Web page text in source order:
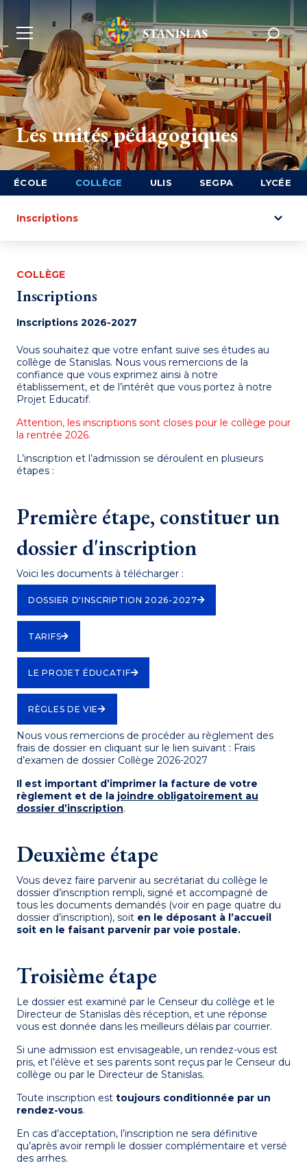
Les unités pédagogiques
ÉCOLE COLLÈGE ULIS SEGPA LYCÉE
Inscriptions
COLLÈGE
Inscriptions
Inscriptions 2026-2027
Vous souhaitez que votre enfant suive ses études au
collège de Stanislas. Nous vous remercions de la
confiance que vous exprimez ainsi à notre
établissement, et de l’intérêt que vous portez à notre
Projet Educatif.
Attention, les inscriptions sont closes pour le collège pour
la rentrée 2026.
L’inscription et l’admission se déroulent en plusieurs
étapes :
Première étape, constituer un
dossier d'inscription
Voici les documents à télécharger :
DOSSIER D'INSCRIPTION 2026-2027
TARIFS
LE PROJET ÉDUCATIF
RÈGLES DE VIE
Nous vous remercions de procéder au règlement des
frais de dossier en cliquant sur le lien suivant : Frais
d’examen de dossier Collège 2026-2027
Il est important d’imprimer la facture de votre
règlement et de la joindre obligatoirement au
dossier d’inscription.
Deuxième étape
Vous devez faire parvenir au secrétariat du collège le
dossier d’inscription rempli, signé et accompagné de
tous les documents demandés (voir en page quatre du
dossier d’inscription), soit en le déposant à l’accueil
soit en le faisant parvenir par voie postale.
Troisième étape
Le dossier est examiné par le Censeur du collège et le
Directeur de Stanislas dès réception, et une réponse
vous est donnée dans les meilleurs délais par courrier.
Si une admission est envisageable, un rendez-vous est
pris, et l’élève et ses parents sont reçus par le Censeur du
collège ou par le Directeur de Stanislas.
Toute inscription est toujours conditionnée par un
rendez-vous.
En cas d’acceptation, l’inscription ne sera définitive
qu’après avoir rempli le dossier complémentaire et versé
des arrhes.